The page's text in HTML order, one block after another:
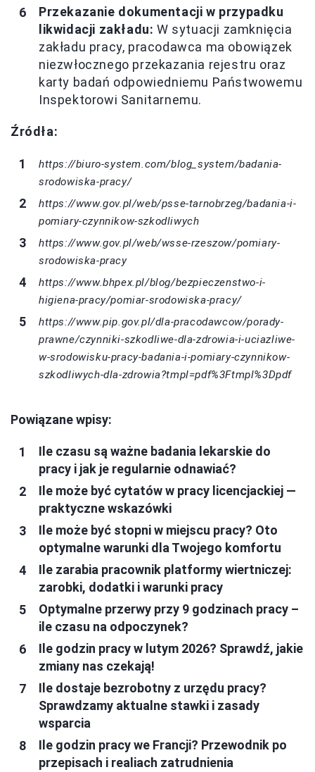
Przekazanie dokumentacji w przypadku
likwidacji zakładu: W sytuacji zamknięcia
zakładu pracy, pracodawca ma obowiązek
niezwłocznego przekazania rejestru oraz
karty badań odpowiedniemu Państwowemu
Inspektorowi Sanitarnemu.
Źródła:
https://biuro-system.com/blog_system/badania-
srodowiska-pracy/
https://www.gov.pl/web/psse-tarnobrzeg/badania-i-
pomiary-czynnikow-szkodliwych
https://www.gov.pl/web/wsse-rzeszow/pomiary-
srodowiska-pracy
https://www.bhpex.pl/blog/bezpieczenstwo-i-
higiena-pracy/pomiar-srodowiska-pracy/
https://www.pip.gov.pl/dla-pracodawcow/porady-
prawne/czynniki-szkodliwe-dla-zdrowia-i-uciazliwe-
w-srodowisku-pracy-badania-i-pomiary-czynnikow-
szkodliwych-dla-zdrowia?tmpl=pdf%3Ftmpl%3Dpdf
Powiązane wpisy:
Ile czasu są ważne badania lekarskie do
pracy i jak je regularnie odnawiać?
Ile może być cytatów w pracy licencjackiej —
praktyczne wskazówki
Ile może być stopni w miejscu pracy? Oto
optymalne warunki dla Twojego komfortu
Ile zarabia pracownik platformy wiertniczej:
zarobki, dodatki i warunki pracy
Optymalne przerwy przy 9 godzinach pracy –
ile czasu na odpoczynek?
Ile godzin pracy w lutym 2026? Sprawdź, jakie
zmiany nas czekają!
Ile dostaje bezrobotny z urzędu pracy?
Sprawdzamy aktualne stawki i zasady
wsparcia
Ile godzin pracy we Francji? Przewodnik po
przepisach i realiach zatrudnienia